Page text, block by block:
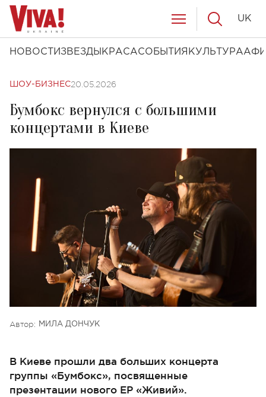
НОВОСТИ ЗВЕЗДЫ КРАСАСОБЫТИЯ КУЛЬТУРА
UK
ШОУ-БИЗНЕС20.05.2026
Бумбокс вернулся с большими
концертами в Киеве
Автор: МИЛА ДОНЧУК
В Киеве прошли два больших концерта
группы «Бумбокс», посвященные
презентации нового EP «Живий».